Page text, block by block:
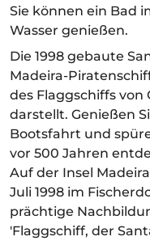
Sie können ein Bad
Wasser genießen.
Die 1998 gebaute
Madeira-
des Flaggschiffs
darstellt. Genießen
Bootsfahrt und
vor 500 Jahren
Auf der Insel
Juli 1998 im
prächtige
'Flaggschiff, der